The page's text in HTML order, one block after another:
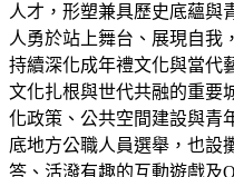
人才，形塑兼具歷史底蘊與
人勇於站上舞台、展現自我
持續深化成年禮文化與當代
文化扎根與世代共融的重要
化政策、公共空間建設與青
底地方公職人員選舉，也設
答、活潑有趣的互動遊戲及